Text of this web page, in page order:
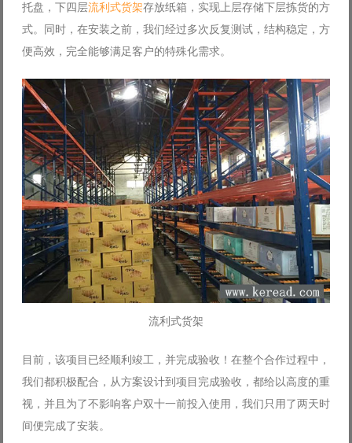
托盘，下四层流利式货架存放纸箱，实现上层存储下层拣货的方
式。同时，在安装之前，我们经过多次反复测试，结构稳定，方
便高效，完全能够满足客户的特殊化需求。
流利式货架
目前，该项目已经顺利竣工，并完成验收！在整个合作过程中，
我们都积极配合，从方案设计到项目完成验收，都给以高度的重
视，并且为了不影响客户双十一前投入使用，我们只用了两天时
间便完成了安装。